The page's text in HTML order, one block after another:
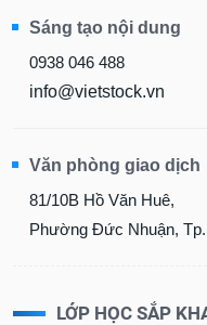
Sáng tạo nội dung
0938 046 488
info@vietstock.vn
Văn phòng giao dịch
81/10B Hồ Văn Huê,
Phường Đức Nhuận,
LỚP HỌC SẮP
Công
đầu
Truyền